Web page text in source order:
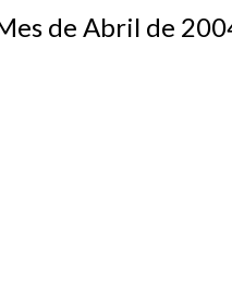
de Abril de